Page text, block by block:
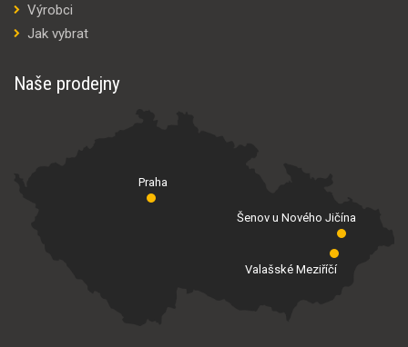
Výrobci
Jak vybrat
Naše prodejny
Praha
Valašské Meziříčí
Šenov u Nového Jičína